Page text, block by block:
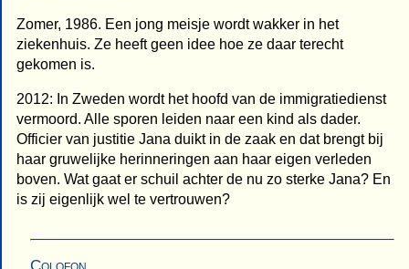
Zomer, 1986. Een jong meisje wordt wakker in het
ziekenhuis. Ze heeft geen idee hoe ze daar terecht
gekomen is.
2012: In Zweden wordt het hoofd van de immigratiedienst
vermoord. Alle sporen leiden naar een kind als dader.
Officier van justitie Jana duikt in de zaak en dat brengt bij
haar gruwelijke herinneringen aan haar eigen verleden
boven. Wat gaat er schuil achter de nu zo sterke Jana? En
is zij eigenlijk wel te vertrouwen?